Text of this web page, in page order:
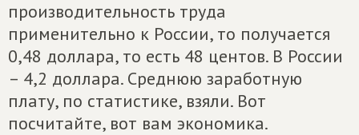
производительность труда
применительно к России, то получается
0,48 доллара, то есть 48 центов. В России
– 4,2 доллара. Среднюю заработную
плату, по статистике, взяли. Вот
посчитайте, вот вам экономика.